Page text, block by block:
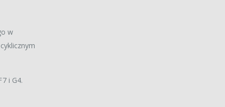
w
i G4.